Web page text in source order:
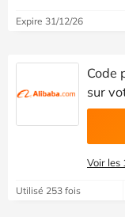
Expire 31/12/26
Code
sur
Voir les
Utilisé 253 fois